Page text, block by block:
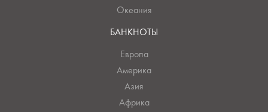
Океания
БАНКНОТЫ
Европа
Америка
Азия
Африка